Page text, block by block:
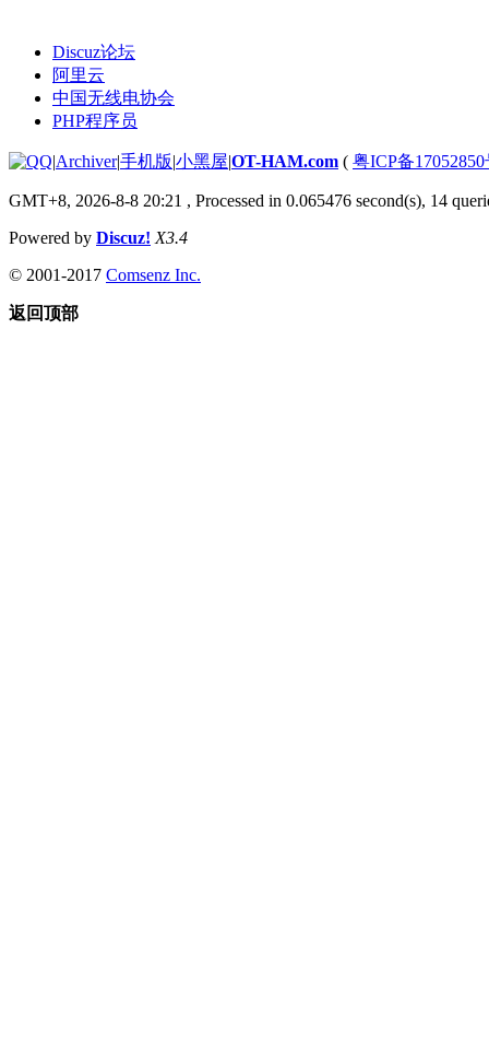
Discuz论坛
阿里云
中国无线电协会
PHP程序员
|Archiver|手机版|小黑屋|OT-HAM.com ( 粤ICP备17052850
GMT+8, 2026-8-8 20:21 , Processed in 0.065476 second(s), 14
Powered by Discuz! X3.4
© 2001-2017 Comsenz Inc.
返回顶部